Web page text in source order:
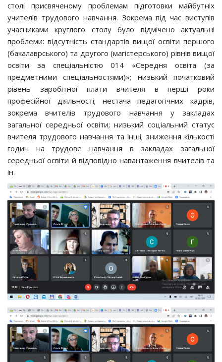
столі присвяченому проблемам підготовки майбутніх
учителів трудового навчання. Зокрема під час виступів
учасниками круглого столу було відмічено актуальні
проблеми: відсутність стандартів вищої освіти першого
(бакалаврського) та другого (магістерського) рівнів вищої
освіти за спеціальністю 014 «Середня освіта (за
предметними спеціальностями)»; низький початковий
рівень заробітної плати вчителя в перші роки
професійної діяльності; нестача педагогічних кадрів,
зокрема вчителів трудового навчання у закладах
загальної середньої освіти; низький соціальний статус
вчителя трудового навчання та інші; зниження кількості
годин на трудове навчання в закладах загальної
середньої освіти й відповідно навантаження вчителів та
ін.